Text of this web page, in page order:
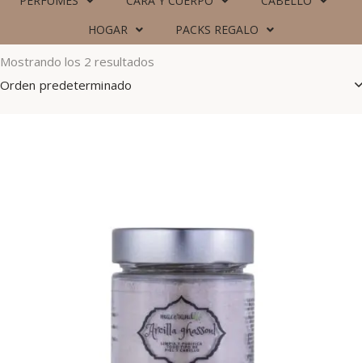
HOGAR
PACKS REGALO
Mostrando los 2 resultados